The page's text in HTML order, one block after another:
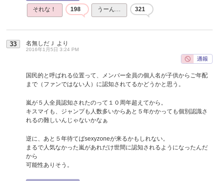
それな！ 198 うーん… 321
33 名無しだＪ より
2016年1月5日 3:24 PM
国民的と呼ばれる位置って、メンバー全員の個人名が子供からご年配
まで（ファンではない人）に認知されてるかどうかと思う。
嵐が５人全員認知されたのって１０周年超えてから。
キスマイも、ジャンプも人数多いからあと５年かかっても個別認識さ
れるの難しいんじゃないかなぁ
逆に、あと５年待てばsexyzoneが来るかもしれない。
まるで人気なかった嵐があれだけ世間に認知されるようになったんだ
から
可能性ありそう。